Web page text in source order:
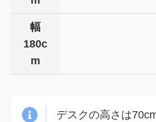
幅
180c
m
デスクの高さは